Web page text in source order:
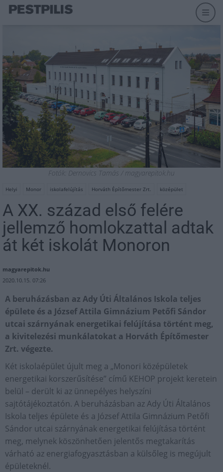
Fotók: Dernovics Tamás / magyarepitok.hu
Helyi Monor iskolafelújítás Horváth Építőmester Zrt. középület
A XX. század első felére
jellemző homlokzattal adtak
át két iskolát Monoron
magyarepitok.hu
2020.10.15. 07:26
A beruházásban az Ady Úti Általános Iskola teljes
épülete és a József Attila Gimnázium Petőfi Sándor
utcai szárnyának energetikai felújítása történt meg,
a kivitelezési munkálatokat a Horváth Építőmester
Zrt. végezte.
Két iskolaépület újult meg a „Monori középületek
energetikai korszerűsítése” című KEHOP projekt keretein
belül – derült ki az ünnepélyes helyszíni
sajtótájékoztatón. A beruházásban az Ady Úti Általános
Iskola teljes épülete és a József Attila Gimnázium Petőfi
Sándor utcai szárnyának energetikai felújítása történt
meg, melynek köszönhetően jelentős megtakarítás
várható az energiafogyasztásban a külsőleg is megújult
épületeknél.